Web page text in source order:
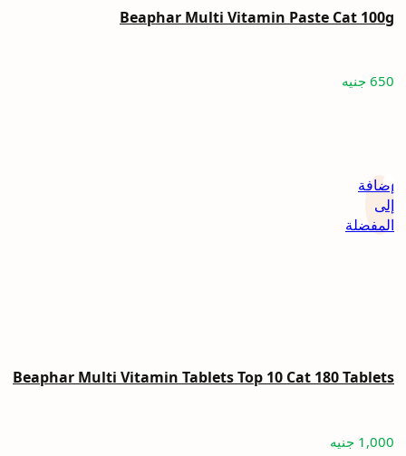
Beaphar Multi Vitamin Paste Cat 100g
650 جنيه
إضافة
إلى
المفضلة
Beaphar Multi Vitamin Tablets Top 10 Cat 180 Tablets
1,000 جنيه